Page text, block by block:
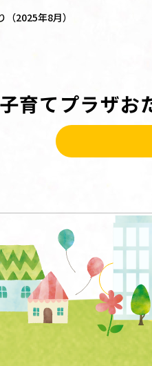
2025年8月）
育てプラザお